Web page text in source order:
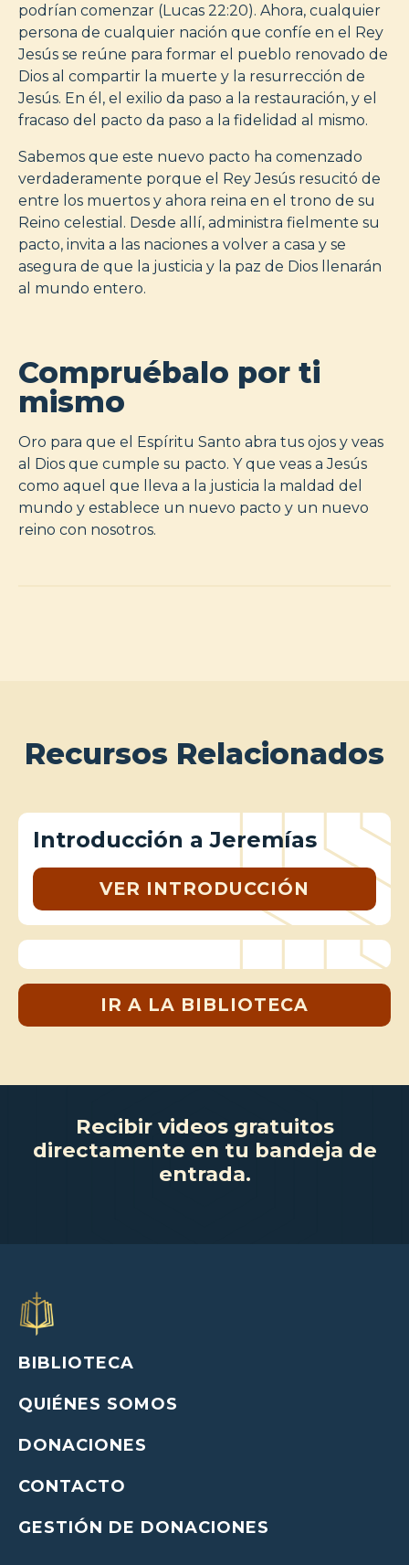
podrían comenzar (Lucas 22:20). Ahora, cualquier
persona de cualquier nación que confíe en el Rey
Jesús se reúne para formar el pueblo renovado de
Dios al compartir la muerte y la resurrección de
Jesús. En él, el exilio da paso a la restauración, y el
fracaso del pacto da paso a la fidelidad al mismo.
Sabemos que este nuevo pacto ha comenzado
verdaderamente porque el Rey Jesús resucitó de
entre los muertos y ahora reina en el trono de su
Reino celestial. Desde allí, administra fielmente su
pacto, invita a las naciones a volver a casa y se
asegura de que la justicia y la paz de Dios llenarán
al mundo entero.
Compruébalo por ti
mismo
Oro para que el Espíritu Santo abra tus ojos y veas
al Dios que cumple su pacto. Y que veas a Jesús
como aquel que lleva a la justicia la maldad del
mundo y establece un nuevo pacto y un nuevo
reino con nosotros.
Recursos Relacionados
Introducción a Jeremías
VER INTRODUCCIÓN
IR A LA BIBLIOTECA
Recibir videos gratuitos
directamente en tu bandeja de
entrada.
BIBLIOTECA
QUIÉNES SOMOS
DONACIONES
CONTACTO
GESTIÓN DE DONACIONES